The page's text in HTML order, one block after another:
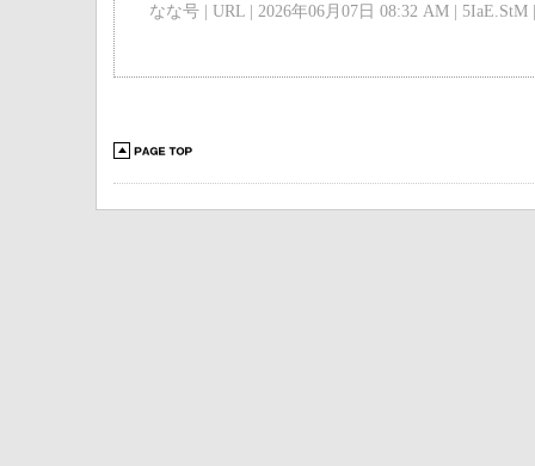
なな号 | URL | 2026年06月07日 08:32 AM | 5IaE.StM |